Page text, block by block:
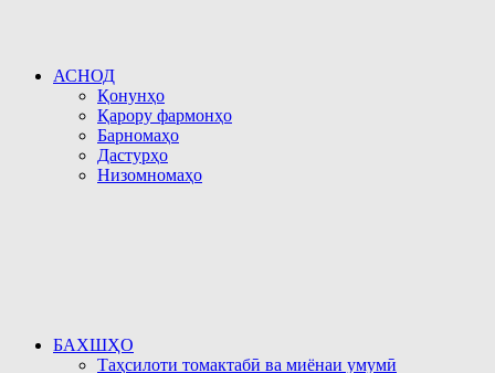
АСНОД
Қонунҳо
Қарору фармонҳо
Барномаҳо
Дастурҳо
Низомномаҳо
БАХШҲО
Таҳсилоти томактабӣ ва миёнаи умумӣ